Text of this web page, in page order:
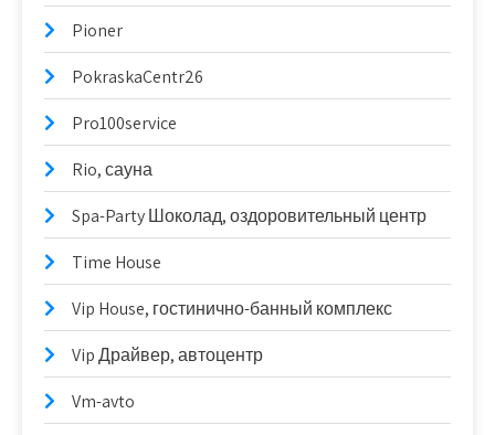
Pioner
PokraskaCentr26
Pro100service
Rio, сауна
Spa-Party Шоколад, оздоровительный центр
Time House
Vip House, гостинично-банный комплекс
Vip Драйвер, автоцентр
Vm-avto